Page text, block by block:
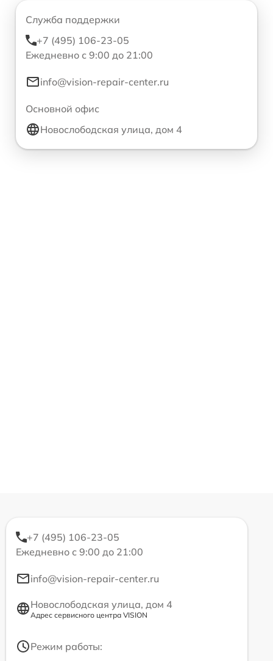
Служба поддержки
+7 (495) 106-23-05
Ежедневно с 9:00 до 21:00
info@vision-repair-center.ru
Основной офис
Новослободская улица, дом 4
+7 (495) 106-23-05
Ежедневно с 9:00 до 21:00
info@vision-repair-center.ru
Новослободская улица, дом 4
Адрес сервисного центра VISION
Режим работы: